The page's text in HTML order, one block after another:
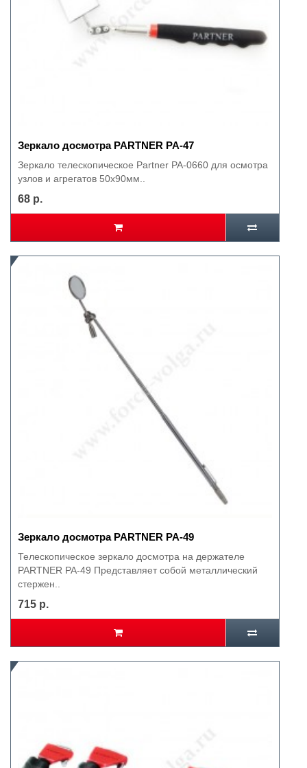
Зеркало досмотра PARTNER РА-47
Зеркало телескопическое Partner PA-0660 для осмотра
узлов и агрегатов 50х90мм..
68 р.
Зеркало досмотра PARTNER РА-49
Телескопическое зеркало досмотра на держателе
PARTNER PA-49 Представляет собой металлический
стержен..
715 р.